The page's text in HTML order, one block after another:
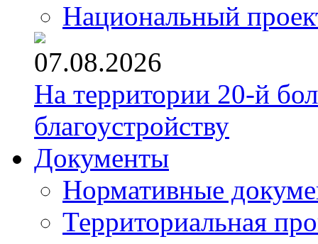
Национальный
07.08.2026
На территории 20-й
благоустройству
Документы
Нормативные
Территориальная